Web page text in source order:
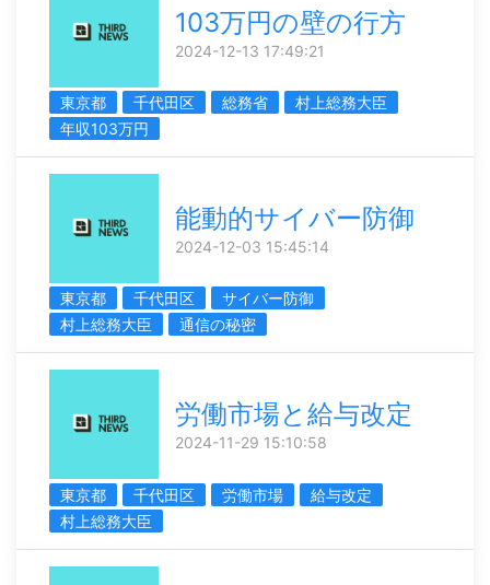
103万円の壁の行方
2024-12-13 17:49:21
東京都 千代田区 総務省
村上総務大臣
年収103万円
能動的サイバー防御
2024-12-03 15:45:14
東京都 千代田区
サイバー防御
村上総務大臣
通信の秘密
労働市場と給与改定
2024-11-29 15:10:58
東京都 千代田区 労働市場
給与改定
村上総務大臣